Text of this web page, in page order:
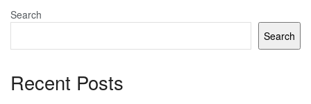
Search
Search
Recent Posts